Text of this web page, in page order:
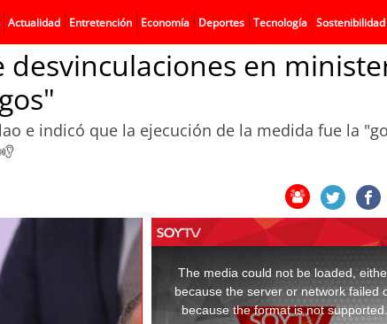
Actualidad Entretención Economía Deportes Tecnología Sostenibilidad
en
e indicó que la ejecución de la medida fue la
window.
The media could not be loaded,
because the server or network failed
because the format is not supported.